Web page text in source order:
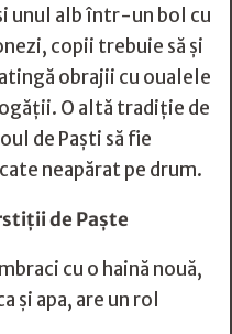
unul alb într-un bol cu
copii trebuie să şi
obrajii cu oualele
O altă tradiţie de
de Paşti să fie
neapărat pe drum.
de Paște
cu o haină nouă,
şi apa, are un rol